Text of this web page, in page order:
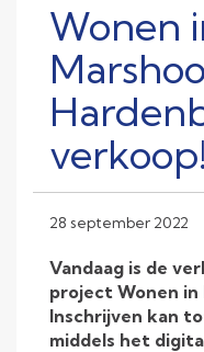
Wonen
verkoop!
28 september 2022
Vandaag is de
project Wonen in
Inschrijven kan
middels het